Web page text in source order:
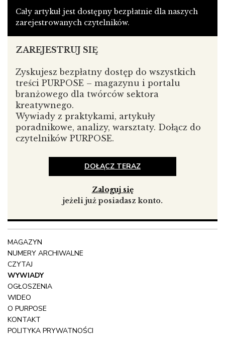
sobie, w jaki sposób żyli w tym miejscu ludzie sprzed
opowiedzieliby? Jakie byłyby ich odpowiedzi
na poniższe pytania? [uśmiech]
Z wykształcenia jestem
pedagogiem, plastykiem.
Wykształcenie dało mipotwierdzenie, że sam talent nie
wystarczy; że może być dopiero startem w rozwoju.
Z zawodu jestemnauczycielem.
spotkaniem z drugim
więcej niż mówienie.
Moi klienci to
doświadczanie, a czasem i słuchanie. [uśmiech]
Cały artykuł jest dostępny bezpłatnie dla naszych
zarejestrowanych czytelników.
ZAREJESTRUJ SIĘ
Zyskujesz bezpłatny dostęp do wszystkich
treści PURPOSE – magazynu i portalu
branżowego dla twórców sektora
kreatywnego.
Wywiady z praktykami, artykuły
poradnikowe, analizy, warsztaty. Dołącz do
czytelników PURPOSE.
DOŁĄCZ TERAZ
Zaloguj się
jeżeli już posiadasz konto.
MAGAZYN
NUMERY ARCHIWALNE
CZYTAJ
WYWIADY
OGŁOSZENIA
WIDEO
O PURPOSE
KONTAKT
POLITYKA PRYWATNOŚCI